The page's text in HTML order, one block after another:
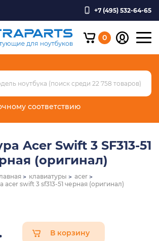
+7 (495) 532-64-65
0
соответствию
Acer Swift 3 SF313-51
(оригинал)
клавиатуры
acer
acer swift 3 sf313-51 черная (оригинал)
В корзину